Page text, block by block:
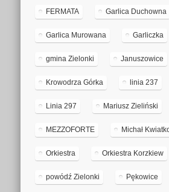
FERMATA Garlica Duchowna
Garlica Murowana Garliczka
gmina Zielonki Januszowice
Krowodrza Górka linia 237
Linia 297 Mariusz Zieliński
MEZZOFORTE Michał
Orkiestra Orkiestra Korzkiew
powódź Zielonki Pękowice